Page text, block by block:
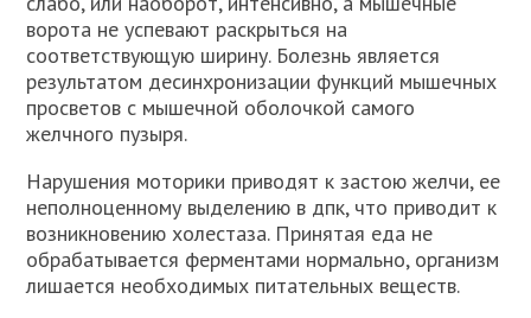
ворота не успевают раскрыться на
соответствующую ширину. Болезнь является
результатом десинхронизации функций мышечных
просветов с мышечной оболочкой самого
желчного пузыря.
Нарушения моторики приводят к застою желчи, ее
неполноценному выделению в дпк, что приводит к
возникновению холестаза. Принятая еда не
обрабатывается ферментами нормально, организм
лишается необходимых питательных веществ.